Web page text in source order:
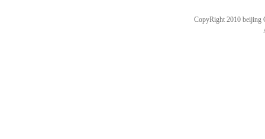
CopyRight 2010 beijing